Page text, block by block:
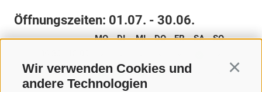
Wir verwenden Cookies und
andere Technologien
Öffnungszeiten: 01.07. - 30.06.
MO DI MI DO FR SA
SO
06:30 - 18:30